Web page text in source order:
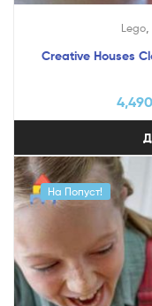
Lego,
Creative Houses
На Попуст!